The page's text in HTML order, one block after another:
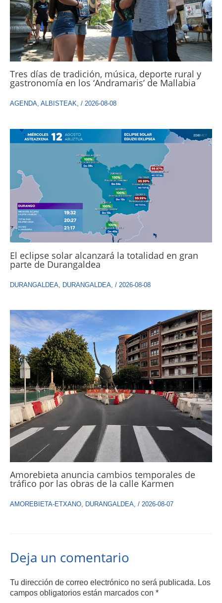
Tres días de tradición, música, deporte rural y
gastronomía en los ‘Andramaris’ de Mallabia
AGENDA, ALBISTEAK, / 2026-08-08
El eclipse solar alcanzará la totalidad en gran
parte de Durangaldea
DURANGALDEA, DURANGALDEA, / 2026-08-08
Amorebieta anuncia cambios temporales de
tráfico por las obras de la calle Karmen
AMOREBIETA-ETXANO, DURANGALDEA, / 2026-08-07
Deja un comentario
Tu dirección de correo electrónico no será publicada. Los
campos obligatorios están marcados con *